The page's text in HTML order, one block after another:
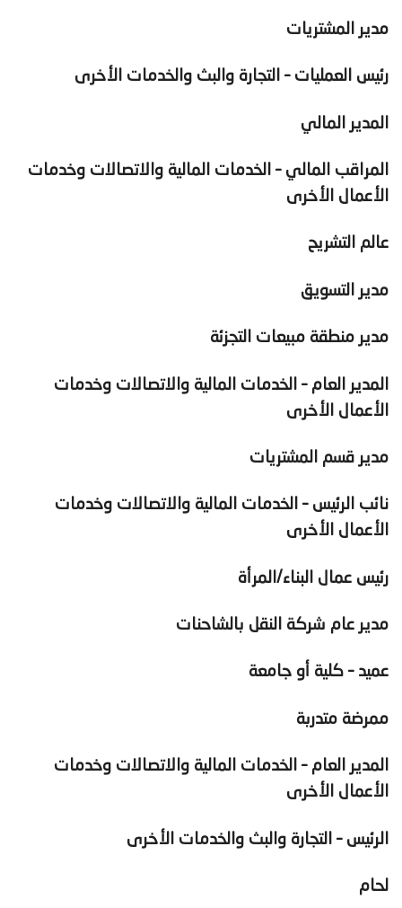
مدير المشتريات
رئيس العمليات – التجارة والبث والخدمات الأخرى
المدير المالي
المراقب المالي – الخدمات المالية والاتصالات وخدمات
الأعمال الأخرى
عالم التشريح
مدير التسويق
مدير منطقة مبيعات التجزئة
المدير العام – الخدمات المالية والاتصالات وخدمات
الأعمال الأخرى
مدير قسم المشتريات
نائب الرئيس – الخدمات المالية والاتصالات وخدمات
الأعمال الأخرى
رئيس عمال البناء/المرأة
مدير عام شركة النقل بالشاحنات
عميد – كلية أو جامعة
ممرضة متدربة
المدير العام – الخدمات المالية والاتصالات وخدمات
الأعمال الأخرى
الرئيس – التجارة والبث والخدمات الأخرى
لحام